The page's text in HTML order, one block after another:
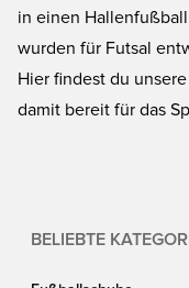
in einen
wurden für Futsal
Hier findest du
damit bereit für das
BELIEBTE